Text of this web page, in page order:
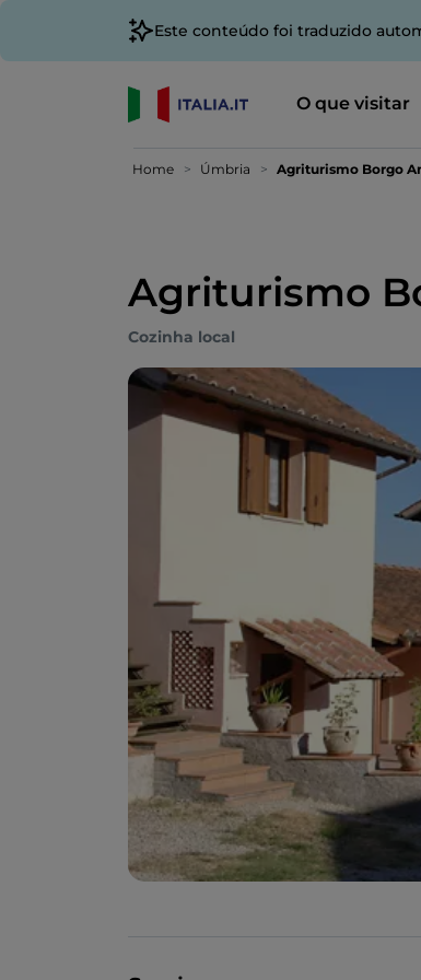
Este conteúdo foi traduzido
O que visitar
Home Úmbria Agriturismo Borgo
Agriturismo
Cozinha local